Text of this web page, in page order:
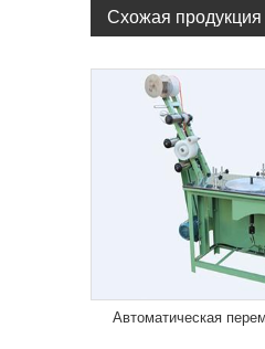
Схожая продукция
Автоматическая